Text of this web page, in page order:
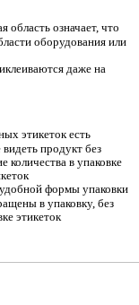
область означает, что
оборудования или
даже на
этикеток есть
продукт без
количества в упаковке
удобной формы упаковки
в упаковку, без
этикеток